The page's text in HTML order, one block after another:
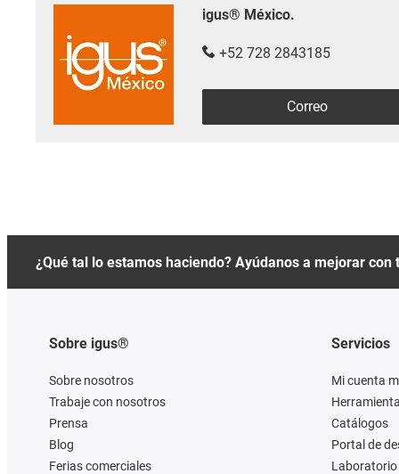
igus® México.
+52 728 2843185
Correo
¿Qué tal lo estamos haciendo? Ayúdanos a mejorar con
Sobre igus®
Sobre nosotros
Trabaje con nosotros
Prensa
Blog
Ferias comerciales
Servicios
Mi cuenta
Catálogos
Portal de
Laboratorio